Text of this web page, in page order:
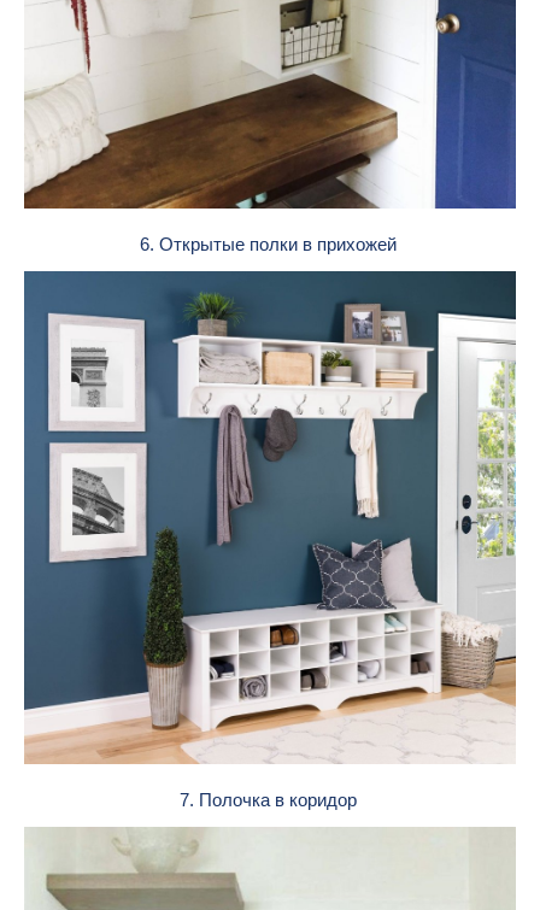
6. Открытые полки в прихожей
7. Полочка в коридор